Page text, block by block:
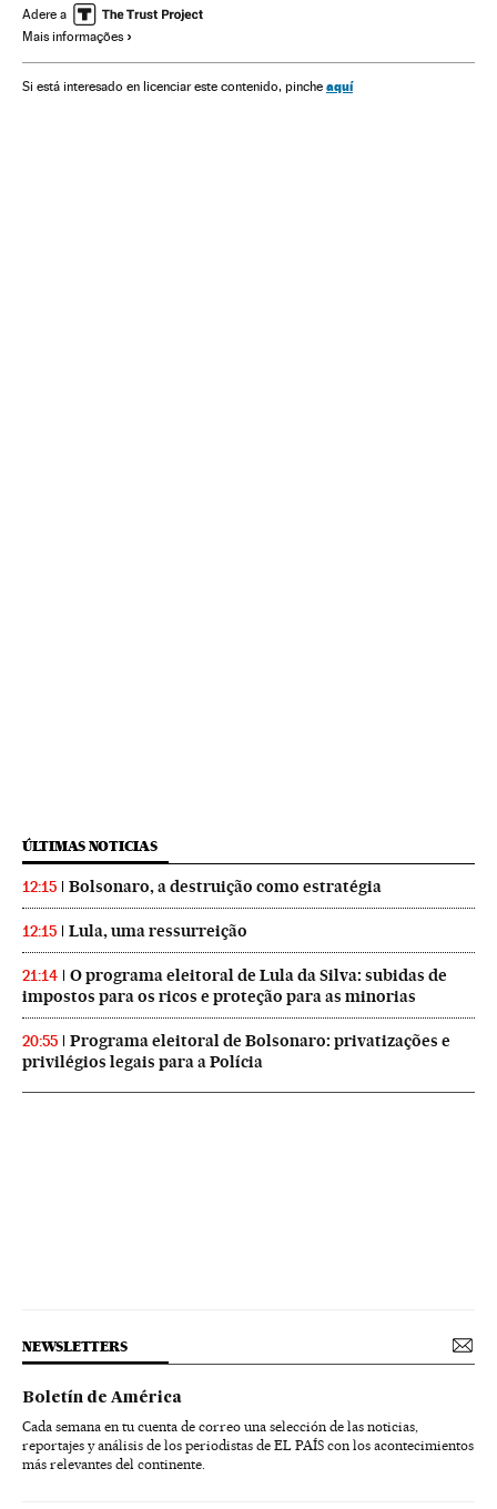
Indústria Cinematográfica
América do Norte
Adere a
Mais informações
Si está interesado en licenciar este contenido, pinche aquí
ÚLTIMAS NOTICIAS
12:15 Bolsonaro, a destruição como estratégia
12:15 Lula, uma ressurreição
21:14
O programa eleitoral de Lula da Silva: subidas de
impostos para os ricos e proteção para as minorias
20:55
Programa eleitoral de Bolsonaro: privatizações e
privilégios legais para a Polícia
NEWSLETTERS
Boletín de América
Cada semana en tu cuenta de correo una selección de las noticias,
reportajes y análisis de los periodistas de EL PAÍS con los acontecimientos
más relevantes del continente.